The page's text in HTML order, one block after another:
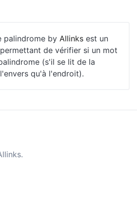
palindrome by Allinks est un
de vérifier si un mot
(s'il se lit de la
qu'à l'endroit).